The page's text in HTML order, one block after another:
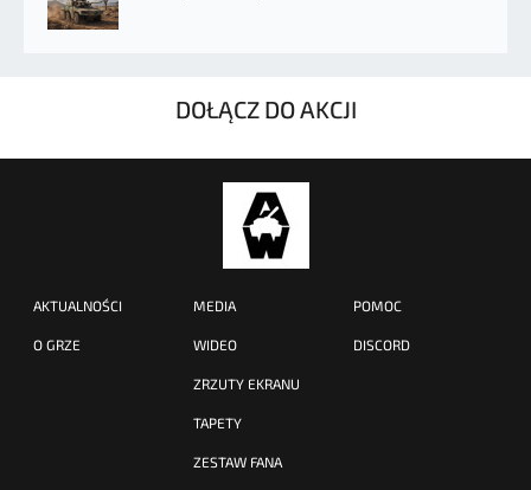
DOŁĄCZ DO AKCJI
AKTUALNOŚCI
O GRZE
MEDIA
WIDEO
ZRZUTY EKRANU
TAPETY
ZESTAW FANA
POMOC
DISCORD